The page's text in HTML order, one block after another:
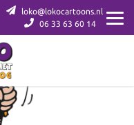
loko@lokocartoons.nl
06 33 63 60 14